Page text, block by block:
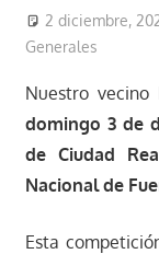
2 diciembre,
Generales
Nuestro vecino
domingo 3 de
de Ciudad
Nacional de
Esta